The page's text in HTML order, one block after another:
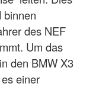
binnen
des NEF
Um das
den BMW X3
einer